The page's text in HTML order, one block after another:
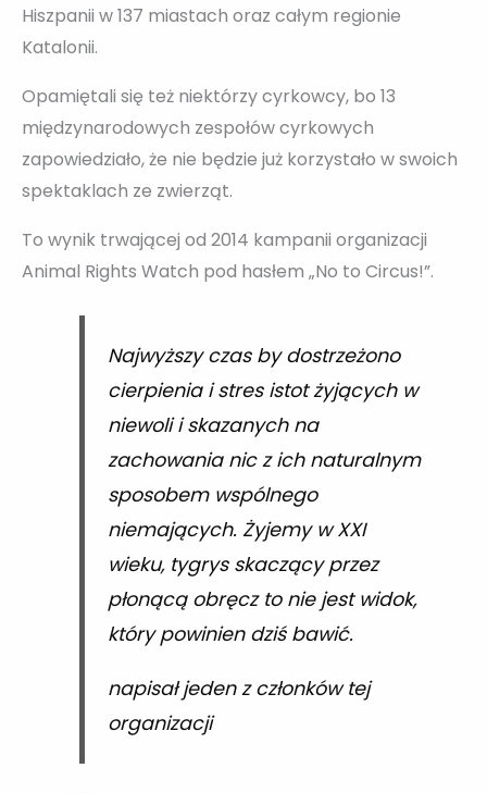
Hiszpanii w 137 miastach oraz całym regionie
Katalonii.
Opamiętali się też niektórzy cyrkowcy, bo 13
międzynarodowych zespołów cyrkowych
zapowiedziało, że nie będzie już korzystało w swoich
spektaklach ze zwierząt.
To wynik trwającej od 2014 kampanii organizacji
Animal Rights Watch pod hasłem „No to Circus!”.
Najwyższy czas by dostrzeżono
cierpienia i stres istot żyjących w
niewoli i skazanych na
zachowania nic z ich naturalnym
sposobem wspólnego
niemających. Żyjemy w XXI
wieku, tygrys skaczący przez
płonącą obręcz to nie jest widok,
który powinien dziś bawić.
napisał jeden z członków tej
organizacji